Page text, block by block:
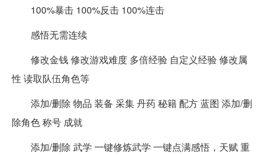
100%暴击 100%反击 100%连击
感悟无需连续
修改金钱 修改游戏难度 多倍经验 自定义经验 修改属
性 读取队伍角色等
添加/删除 物品 装备 采集 丹药 秘籍 配方 蓝图 添加/删
除角色 称号 成就
添加/删除 武学 一键修炼武学 一键点满感悟，天赋 重